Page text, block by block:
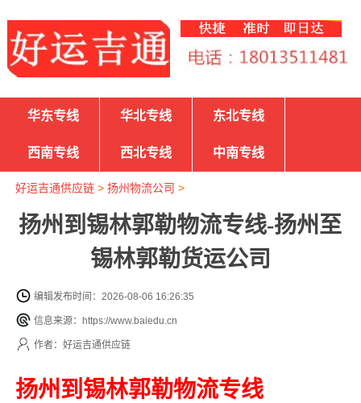
华东专线 华北专线 东北专线
西南专线 西北专线 中南专线
好运吉通供应链> 扬州物流公司 >
扬州到锡林郭勒物流专线-扬州至
锡林郭勒货运公司
编辑发布时间：2026-08-06 16:26:35
信息来源：https://www.baiedu.cn
作者：好运吉通供应链
扬州到锡林郭勒物流专线